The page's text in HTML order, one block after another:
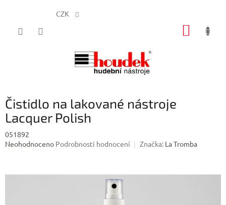
CZK
Čistidlo na lakované nástroje
Lacquer Polish
051892
Průměrné
Neohodnoceno Podrobnosti hodnocení Značka: La Tromba